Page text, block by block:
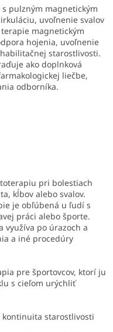
pulzným magnetickým
uvoľnenie svalov
magnetickým
hojenia, uvoľnenie
starostlivosti.
ako doplnková
liečbe,
odborníka.
pri bolestiach
kĺbov alebo svalov.
je obľúbená u ľudí s
práci alebo športe.
využíva po úrazoch a
a iné procedúry
pre športovcov, ktorí ju
s cieľom urýchliť
starostlivosti